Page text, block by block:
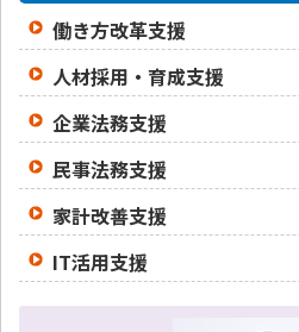
働き方改革支援
人材採用・育成支援
企業法務支援
民事法務支援
家計改善支援
IT活用支援